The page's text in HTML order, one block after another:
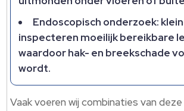
Endoscopisch onderzoek:
inspecteren moeilijk bereikbare
waardoor hak- en breekschade
wordt.
Vaak voeren wij combinaties van